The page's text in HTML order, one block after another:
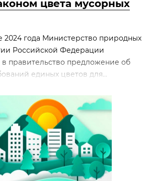
цвета мусорных
2024 года Министерство природных
Российской Федерации
правительство предложение об
единых цветов для...